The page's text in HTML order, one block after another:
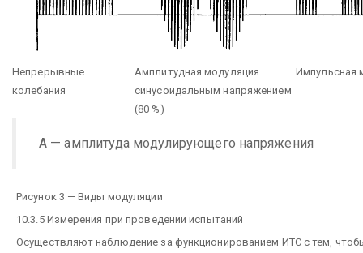
Непрерывные
колебания
Амплитудная модуляция
синусоидальным напряжением
(80 %)
Импульсная
А — амплитуда модулирующего напряжения
Рисунок 3 — Виды модуляции
10.3.5 Измерения при проведении испытаний
Осуществляют наблюдение за функционированием ИТС с тем,